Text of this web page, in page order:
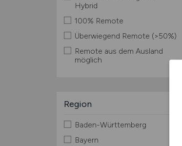
Hybrid
100% Remote
Überwiegend Remote (>50%)
Remote aus dem Ausland
möglich
Region
Baden-Württemberg
Bayern